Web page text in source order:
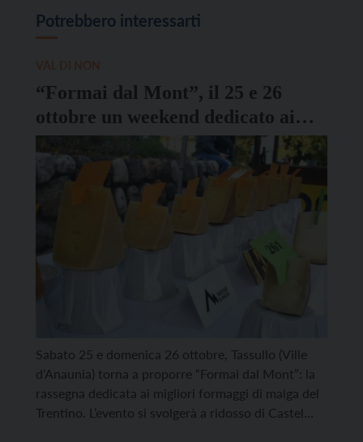
Potrebbero interessarti
“Formai dal Mont”, il 25 e 26
ottobre un weekend dedicato ai
formaggi di malga del Trentino
Sabato 25 e domenica 26 ottobre, Tassullo (Ville
d’Anaunia) torna a proporre “Formai dal Mont”: la
rassegna dedicata ai migliori formaggi di malga del
Trentino. L’evento si svolgerà a ridosso di Castel